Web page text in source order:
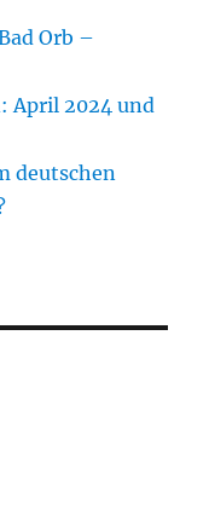
Orb –
April 2024 und
deutschen